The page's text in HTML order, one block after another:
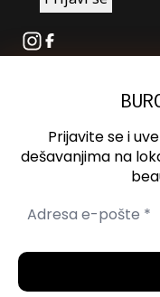
Instagram
Facebook
Oglašavanje
Kontakt
Spotify
Prijavite se i
dešavanjima na